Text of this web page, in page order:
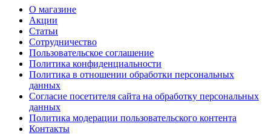
О магазине
Акции
Статьи
Сотрудничество
Пользовательское соглашение
Политика конфиденциальности
Политика в отношении обработки персональных
данных
Согласие посетителя сайта на обработку персональных
данных
Политика модерации пользовательского контента
Контакты